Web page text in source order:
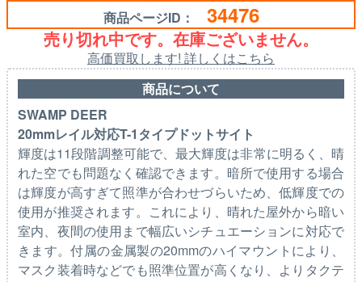
商品ページID： 34476
売り切れ中です。在庫ございません。
高価買取します! 詳しくはこちら
商品について
SWAMP DEER
20mmレイル対応T-1タイプドットサイト
輝度は11段階調整可能で、最大輝度は非常に明るく、晴
れた空でも問題なく確認できます。暗所で使用する場合
は輝度が高すぎて照準が合わせづらいため、低輝度での
使用が推奨されます。これにより、晴れた屋外から暗い
室内、夜間の使用まで幅広いシチュエーションに対応で
きます。付属の金属製の20mmのハイマウントにより、
マスク装着時などでも照準位置が高くなり、よりタクテ